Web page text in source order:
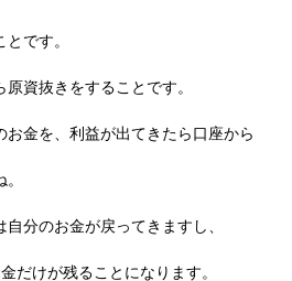
です。
資抜きをすることです。
お⾦を、利益が出てきたら⼝座から
分のお⾦が戻ってきますし、
だけが残ることになります。